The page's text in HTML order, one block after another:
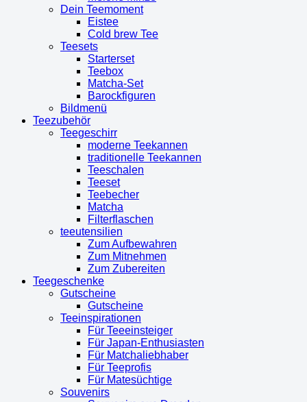
Dein Teemoment
Eistee
Cold brew Tee
Teesets
Starterset
Teebox
Matcha-Set
Barockfiguren
Bildmenü
Teezubehör
Teegeschirr
moderne Teekannen
traditionelle Teekannen
Teeschalen
Teeset
Teebecher
Matcha
Filterflaschen
teeutensilien
Zum Aufbewahren
Zum Mitnehmen
Zum Zubereiten
Teegeschenke
Gutscheine
Gutscheine
Teeinspirationen
Für Teeeinsteiger
Für Japan-Enthusiasten
Für Matchaliebhaber
Für Teeprofis
Für Matesüchtige
Souvenirs